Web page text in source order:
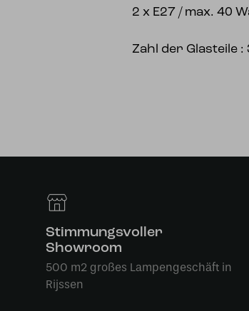
2 x E27 / max. 40
Zahl der Glasteile :
Stimmungsvoller
Showroom
500 m2 großes Lampengeschäft in
Rijssen